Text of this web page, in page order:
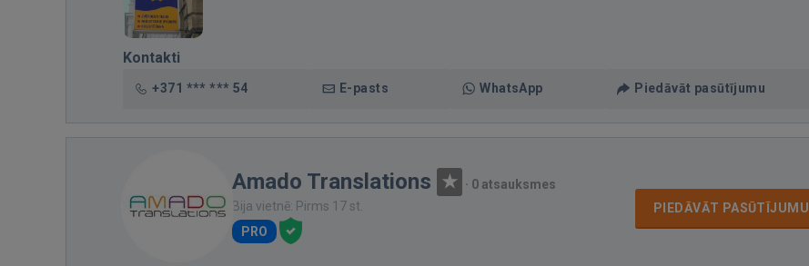
Kontakti
+371 *** *** 54 E-pasts WhatsApp Piedāvāt pasūtījumu
Amado Translations · 0 atsauksmes
Bija vietnē: Pirms 17 st.
PRO
PIEDĀVĀT PASŪTĪJUMU